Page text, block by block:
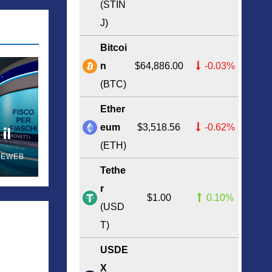
il
(STIN
J)
Bitcoi
n
(BTC)
$64,886.00 -0.03%
Ether
eum
(ETH)
$3,518.56 -0.62%
Tethe
r
(USD
T)
$1.00 0.10%
USDE
X